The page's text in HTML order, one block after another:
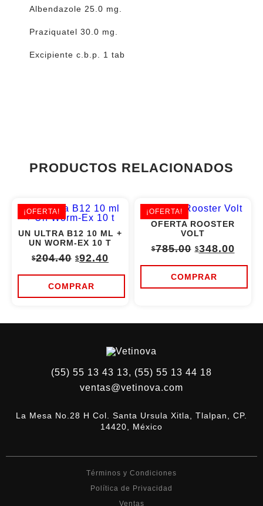
Albendazole 25.0 mg.
Praziquatel 30.0 mg.
Excipiente c.b.p. 1 tab
PRODUCTOS RELACIONADOS
¡OFERTA!
UN ULTRA B12 10 ML +
UN WORM-EX 10 T
$204.40 Original
was:
$204.40.
$92.40
is:
$92.40.
COMPRAR
¡OFERTA!
OFERTA ROOSTER
VOLT
$785.00 Original
was:
$785.00.
$348.00
is:
COMPRAR
(55) 55 13 43 13, (55) 55 13 44 18
ventas@vetinova.com
La Mesa No.28 H Col. Santa Ursula Xitla, Tlalpan, CP.
14420, México
Términos y Condiciones
Política de Privacidad
Ventas